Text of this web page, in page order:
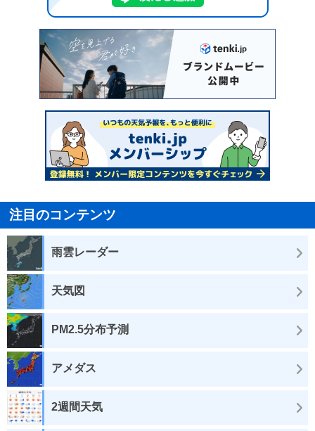
注目のコンテンツ
雨雲レーダー
天気図
PM2.5分布予測
アメダス
2週間天気